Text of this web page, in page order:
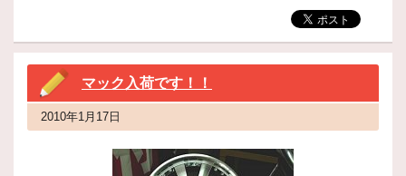
マック入荷です！！
2010年1月17日